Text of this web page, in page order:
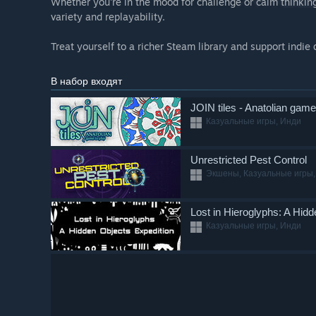
variety and replayability.
Treat yourself to a richer Steam library and support indie
В набор входят
JOIN tiles - Anatolian
Казуальные игры, Инди
Unrestricted Pest Control
Экшены, Казуальные
Lost in Hieroglyphs: A
Казуальные игры, Инди